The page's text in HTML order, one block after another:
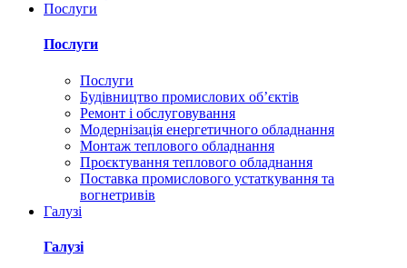
Послуги
Послуги
Послуги
Будівництво промислових обʼєктів
Ремонт і обслуговування
Модернізація енергетичного обладнання
Монтаж теплового обладнання
Проєктування теплового обладнання
Поставка промислового устаткування та
вогнетривів
Галузі
Галузі